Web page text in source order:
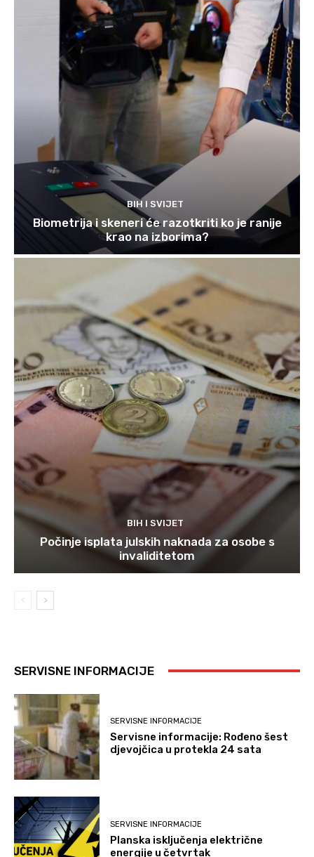
BIH I SVIJET
Biometrija i skeneri će razotkriti ko je ranije
krao na izborima?
BIH I SVIJET
Počinje isplata julskih naknada za osobe s
invaliditetom
SERVISNE INFORMACIJE
SERVISNE INFORMACIJE
Servisne informacije: Rođeno šest
djevojčica u protekla 24 sata
SERVISNE INFORMACIJE
Planska isključenja električne
energije u četvrtak